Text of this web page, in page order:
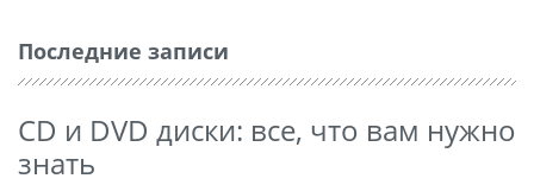
Последние записи
CD и DVD диски: все, что вам нужно
знать